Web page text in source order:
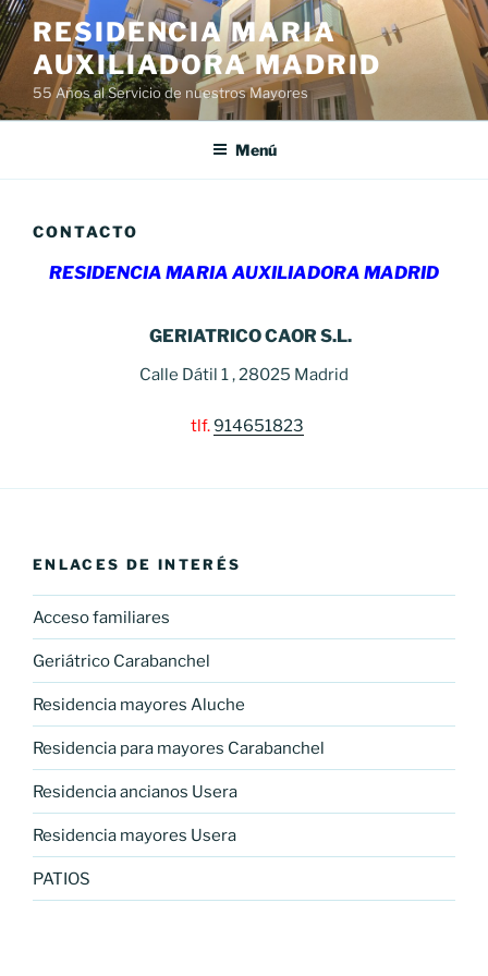
Saltar
al
contenido
RESIDENCIA MARIA
AUXILIADORA MADRID
55 Años al Servicio de nuestros Mayores
Menú
CONTACTO
RESIDENCIA MARIA AUXILIADORA MADRID
GERIATRICO CAOR S.L.
Calle Dátil 1 , 28025 Madrid
tlf.914651823
ENLACES DE INTERÉS
Acceso familiares
Geriátrico Carabanchel
Residencia mayores Aluche
Residencia para mayores Carabanchel
Residencia ancianos Usera
Residencia mayores Usera
PATIOS